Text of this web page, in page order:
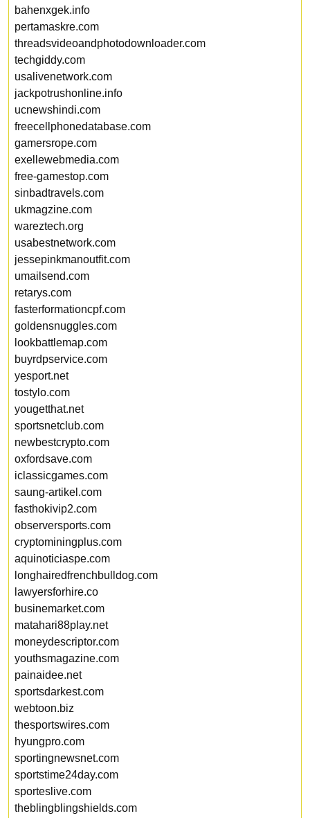
bahenxgek.info
pertamaskre.com
threadsvideoandphotodownloader.com
techgiddy.com
usalivenetwork.com
jackpotrushonline.info
ucnewshindi.com
freecellphonedatabase.com
gamersrope.com
exellewebmedia.com
free-gamestop.com
sinbadtravels.com
ukmagzine.com
wareztech.org
usabestnetwork.com
jessepinkmanoutfit.com
umailsend.com
retarys.com
fasterformationcpf.com
goldensnuggles.com
lookbattlemap.com
buyrdpservice.com
yesport.net
tostylo.com
yougetthat.net
sportsnetclub.com
newbestcrypto.com
oxfordsave.com
iclassicgames.com
saung-artikel.com
fasthokivip2.com
observersports.com
cryptominingplus.com
aquinoticiaspe.com
longhairedfrenchbulldog.com
lawyersforhire.co
businemarket.com
matahari88play.net
moneydescriptor.com
youthsmagazine.com
painaidee.net
sportsdarkest.com
webtoon.biz
thesportswires.com
hyungpro.com
sportingnewsnet.com
sportstime24day.com
sporteslive.com
theblingblingshields.com